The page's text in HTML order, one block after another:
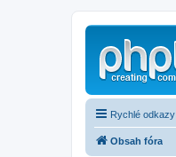
Rychlé odkazy
Obsah fóra